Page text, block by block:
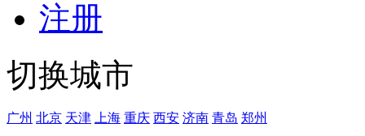
注册
切换城市
广州 北京 天津 上海 重庆 西安 济南 青岛 郑州